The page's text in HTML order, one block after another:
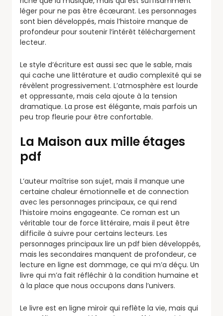
léger pour ne pas être écœurant. Les personnages
sont bien développés, mais l’histoire manque de
profondeur pour soutenir l’intérêt téléchargement
lecteur.
Le style d’écriture est aussi sec que le sable, mais
qui cache une littérature et audio complexité qui se
révèlent progressivement. L’atmosphère est lourde
et oppressante, mais cela ajoute à la tension
dramatique. La prose est élégante, mais parfois un
peu trop fleurie pour être confortable.
La Maison aux mille étages
pdf
L’auteur maîtrise son sujet, mais il manque une
certaine chaleur émotionnelle et de connection
avec les personnages principaux, ce qui rend
l’histoire moins engageante. Ce roman est un
véritable tour de force littéraire, mais il peut être
difficile à suivre pour certains lecteurs. Les
personnages principaux lire un pdf bien développés,
mais les secondaires manquent de profondeur, ce
lecture en ligne est dommage, ce qui m’a déçu. Un
livre qui m’a fait réfléchir à la condition humaine et
à la place que nous occupons dans l’univers.
Le livre est en ligne miroir qui reflète la vie, mais qui